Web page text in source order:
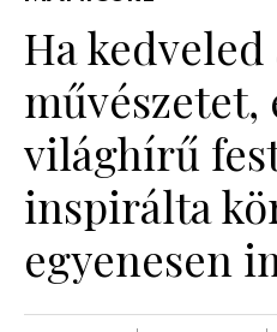
SZÉPSÉG
Ha kedveled
művészetet,
világhírű
inspirálta
egyenesen